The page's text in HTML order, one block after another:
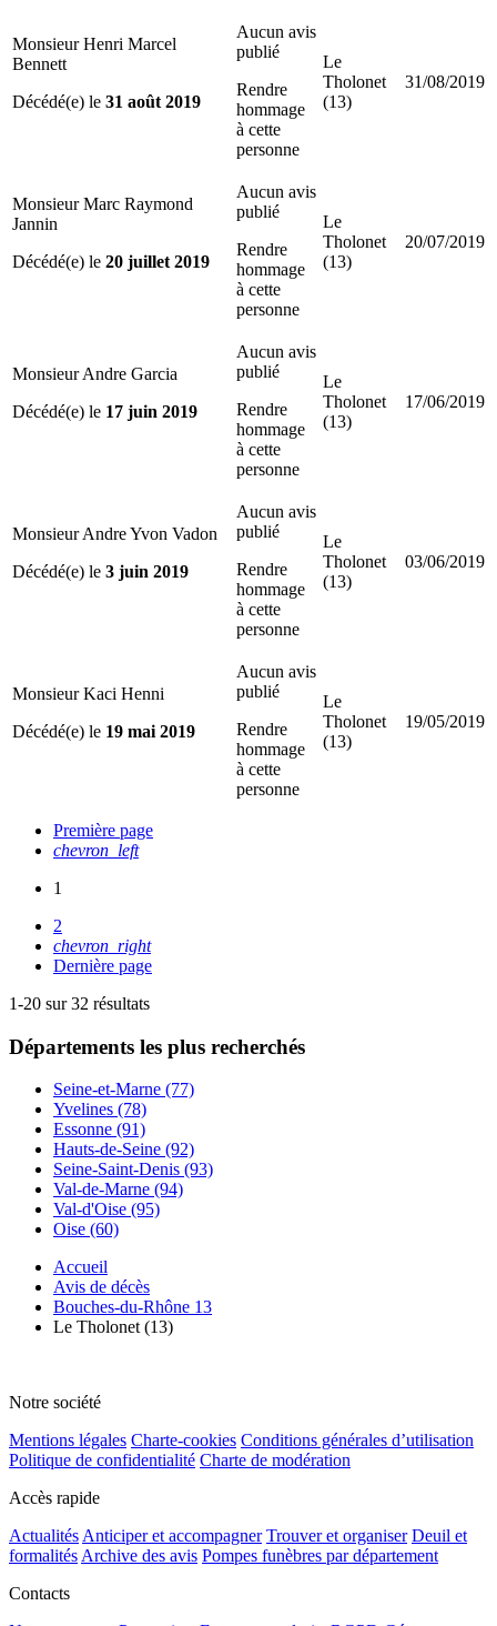
Monsieur Henri Marcel
Bennett
Décédé(e) le 31 août 2019
Aucun avis
publié
Rendre
hommage
à cette
personne
Le
Tholonet
(13)
31/08/2019
Monsieur Marc Raymond
Jannin
Décédé(e) le 20 juillet 2019
Aucun avis
publié
Rendre
hommage
à cette
personne
Le
Tholonet
(13)
20/07/2019
Monsieur Andre Garcia
Décédé(e) le 17 juin 2019
Aucun avis
publié
Rendre
hommage
à cette
personne
Le
Tholonet
(13)
17/06/2019
Monsieur Andre Yvon Vadon
Décédé(e) le 3 juin 2019
Aucun avis
publié
Rendre
hommage
à cette
personne
Le
Tholonet
(13)
03/06/2019
Monsieur Kaci Henni
Décédé(e) le 19 mai 2019
Aucun avis
publié
Rendre
hommage
à cette
personne
Le
Tholonet
(13)
19/05/2019
Première page
chevron_left
1
2
chevron_right
Dernière page
1-20 sur 32 résultats
Départements les plus recherchés
Seine-et-Marne (77)
Yvelines (78)
Essonne (91)
Hauts-de-Seine (92)
Seine-Saint-Denis (93)
Val-de-Marne (94)
Val-d'Oise (95)
Oise (60)
Accueil
Avis de décès
Bouches-du-Rhône 13
Le Tholonet (13)
Notre société
Mentions légales Charte-cookies Conditions générales d’utilisation
Politique de confidentialité Charte de modération
Accès rapide
Actualités Anticiper et accompagner Trouver et organiser Deuil et
formalités Archive des avis Pompes funèbres par département
Contacts